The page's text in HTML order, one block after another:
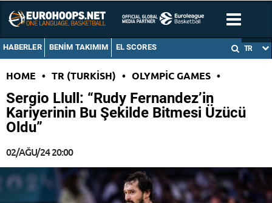
HABERLER BENIM TAKIMIM EL SCORES TR
HOME • TR (TURKISH) • OLYMPIC GAMES •
Sergio Llull: “Rudy Fernandez’in
Kariyerinin Bu Şekilde Bitmesi Üzücü
Oldu”
02/AĞU/24 20:00